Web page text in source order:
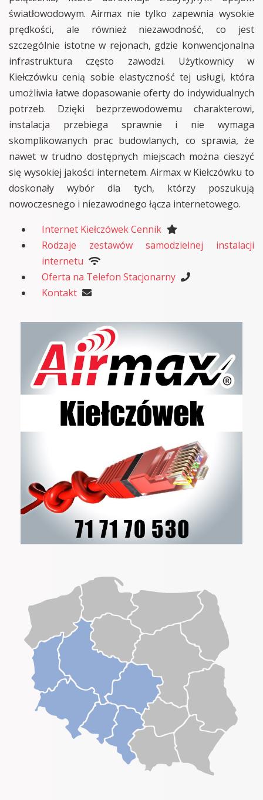
światłowodowym. Airmax nie tylko zapewnia wysokie
prędkości, ale również niezawodność, co jest
szczególnie istotne w rejonach, gdzie konwencjonalna
infrastruktura często zawodzi. Użytkownicy w
Kiełczówku cenią sobie elastyczność tej usługi, która
umożliwia łatwe dopasowanie oferty do indywidualnych
potrzeb. Dzięki bezprzewodowemu charakterowi,
instalacja przebiega sprawnie i nie wymaga
skomplikowanych prac budowlanych, co sprawia, że
nawet w trudno dostępnych miejscach można cieszyć
się wysokiej jakości internetem. Airmax w Kiełczówku to
doskonały wybór dla tych, którzy poszukują
nowoczesnego i niezawodnego łącza internetowego.
Internet Kiełczówek Cennik
Rodzaje zestawów samodzielnej instalacji
internetu
Oferta na Telefon Stacjonarny
Kontakt